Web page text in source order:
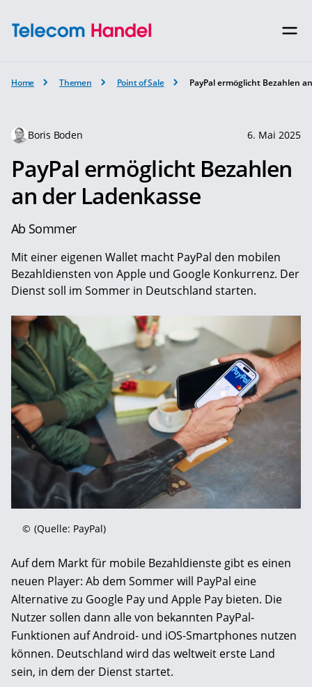
Home Themen Point of Sale PayPal ermöglicht Bezahlen
Boris Boden 6. Mai 2025
PayPal ermöglicht Bezahlen
an der Ladenkasse
Ab Sommer
Mit einer eigenen Wallet macht PayPal den mobilen
Bezahldiensten von Apple und Google Konkurrenz. Der
Dienst soll im Sommer in Deutschland starten.
© (Quelle: PayPal)
Auf dem Markt für mobile Bezahldienste gibt es einen
neuen Player: Ab dem Sommer will PayPal eine
Alternative zu Google Pay und Apple Pay bieten. Die
Nutzer sollen dann alle von bekannten PayPal-
Funktionen auf Android- und iOS-Smartphones nutzen
können. Deutschland wird das weltweit erste Land
sein, in dem der Dienst startet.